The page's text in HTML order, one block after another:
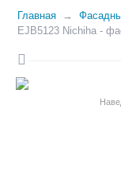
Главная
EJB5123 Nichiha -